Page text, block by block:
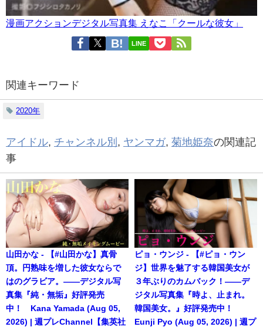
漫画アクションデジタル写真集 えなこ「クールな彼女」
LINE
関連キーワード
2020年
アイドル, チャンネル別 , ヤンマガ, 菊地姫奈の関連記
事
山田かな - 【#山田かな】真骨
頂。円熟味を増した彼女ならで
はのグラビア。――デジタル写
真集『純・無垢』好評発売
中！ Kana Yamada (Aug 05,
2026) | 週プレChannel【集英社
ピョ・ウンジ - 【#ピョ・ウン
ジ】世界を魅了する韓国美女が
３年ぶりのカムバック！――デ
ジタル写真集『時よ、止まれ。
韓国美女。』好評発売中！
Eunji Pyo (Aug 05, 2026) | 週プ